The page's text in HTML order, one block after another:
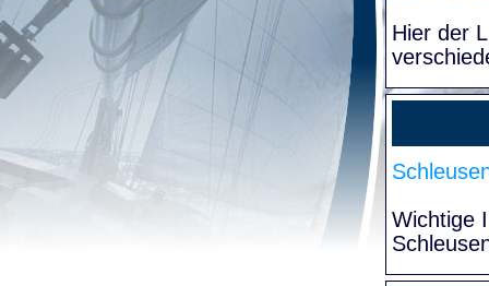
Hier der
Wichtige